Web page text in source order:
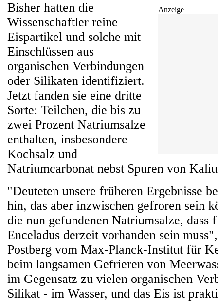
Anzeige
Bisher hatten die
Wissenschaftler reine
Eispartikel und solche mit
Einschlüssen aus
organischen Verbindungen
oder Silikaten identifiziert.
Jetzt fanden sie eine dritte
Sorte: Teilchen, die bis zu
zwei Prozent Natriumsalze
enthalten, insbesondere
Kochsalz und
Natriumcarbonat nebst Spuren von
"Deuteten unsere früheren Ergebnisse
hin, das aber inzwischen gefroren sein
die nun gefundenen Natriumsalze, dass
Enceladus derzeit vorhanden sein
Postberg vom Max-Planck-Institut für
beim langsamen Gefrieren von
im Gegensatz zu vielen organischen
Silikat - im Wasser, und das Eis ist